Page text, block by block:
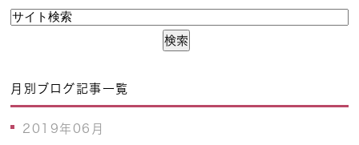
月別ブログ記事一覧
2019年06月